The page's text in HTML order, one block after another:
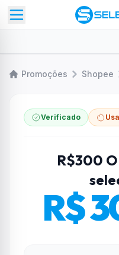
Promoções Shopee
Verificado
R$300
R$